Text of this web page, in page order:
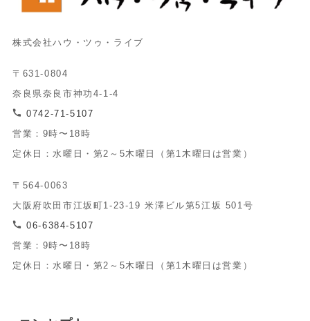
株式会社ハウ・ツゥ・ライブ
〒631-0804
奈良県奈良市神功4-1-4
0742-71-5107
営業：9時〜18時
定休日：水曜日・第2～5木曜日（第1木曜日は営業）
〒564-0063
大阪府吹田市江坂町1-23-19 米澤ビル第5江坂 501号
06-6384-5107
営業：9時〜18時
定休日：水曜日・第2～5木曜日（第1木曜日は営業）